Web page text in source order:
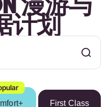
计划
First Class